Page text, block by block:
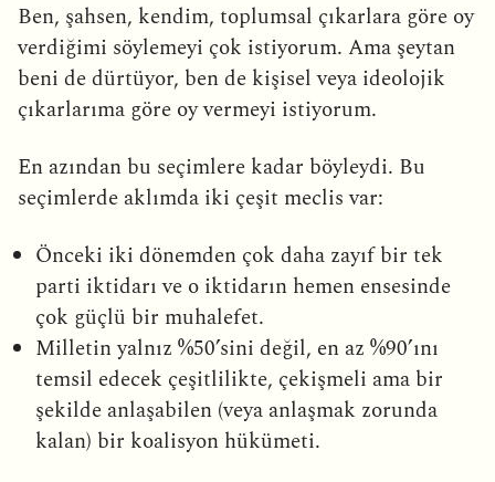
Ben, şahsen, kendim, toplumsal çıkarlara göre oy
verdiğimi söylemeyi çok istiyorum. Ama şeytan
beni de dürtüyor, ben de kişisel veya ideolojik
çıkarlarıma göre oy vermeyi istiyorum.
En azından bu seçimlere kadar böyleydi. Bu
seçimlerde aklımda iki çeşit meclis var:
Önceki iki dönemden çok daha zayıf bir tek
parti iktidarı ve o iktidarın hemen ensesinde
çok güçlü bir muhalefet.
Milletin yalnız %50’sini değil, en az %90’ını
temsil edecek çeşitlilikte, çekişmeli ama bir
şekilde anlaşabilen (veya anlaşmak zorunda
kalan) bir koalisyon hükümeti.